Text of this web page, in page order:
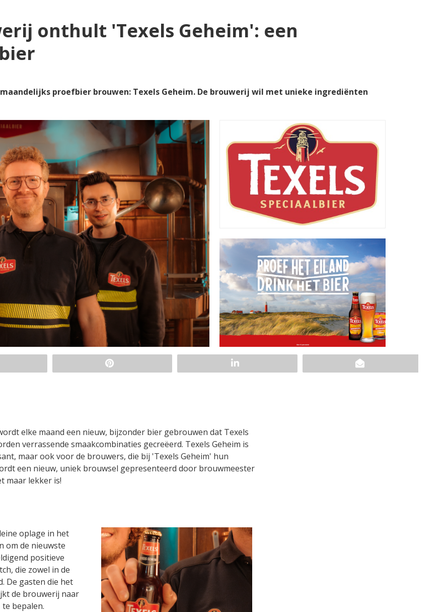
onthult 'Texels Geheim': een
proefbier brouwen: Texels Geheim. De brouwerij wil met unieke ingrediënten
elke maand een nieuw, bijzonder bier gebrouwen dat Texels
verrassende smaakcombinaties gecreëerd. Texels Geheim is
maar ook voor de brouwers, die bij 'Texels Geheim' hun
een nieuw, uniek brouwsel gepresenteerd door brouwmeester
maar lekker is!
oplage in het
om de nieuwste
positieve
die zowel in de
De gasten die het
de brouwerij naar
bepalen.